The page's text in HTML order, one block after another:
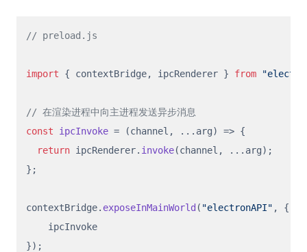
// preload.js
import { contextBridge, ipcRenderer } from
// 在渲染进程中向主进程发送异步消息
const
ipcInvoke = (channel, ...arg) => {
return ipcRenderer. invoke(channel, ...arg);
};
contextBridge. exposeInMainWorld ( "electronAPI" , {
    ipcInvoke